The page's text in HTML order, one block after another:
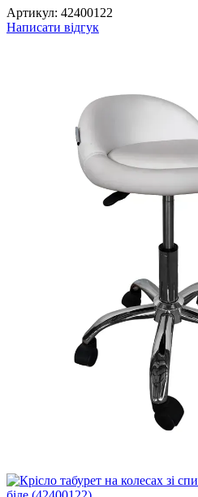
Артикул: 42400122
Написати відгук